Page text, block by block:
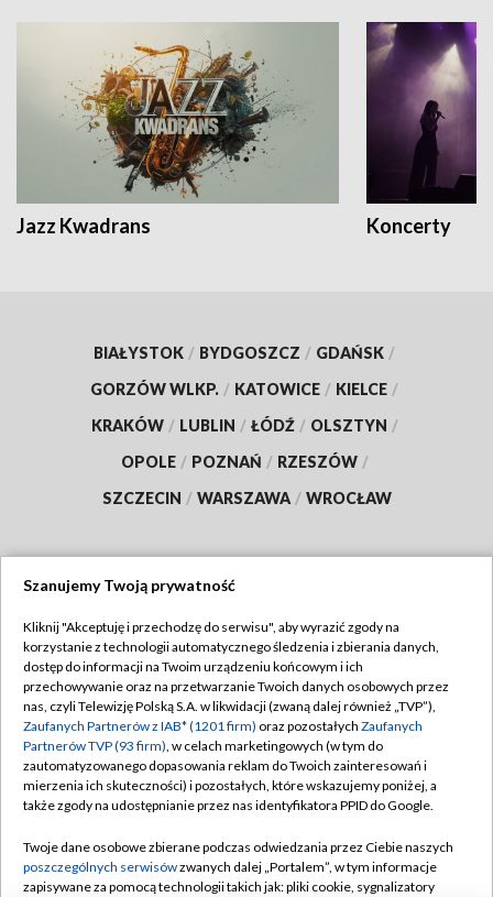
Jazz Kwadrans Koncerty
BIAŁYSTOK / BYDGOSZCZ / GDAŃSK /
GORZÓW WLKP. / KATOWICE / KIELCE /
KRAKÓW / LUBLIN / ŁÓDŹ / OLSZTYN /
OPOLE / POZNAŃ / RZESZÓW /
SZCZECIN / WARSZAWA / WROCŁAW
TVP
Abonament TVP
Emisja w TVP
Centrum informacji TVP
Naziemna Telewizja Cyfrowa
Rada Programowa
Regulamin TVP
Polityka prywatności
Moje zgody
Pomoc
Kontakt
Szanujemy Twoją prywatność
Kliknij "Akceptuję i przechodzę do serwisu", aby wyrazić zgody na
korzystanie z technologii automatycznego śledzenia i zbierania danych,
dostęp do informacji na Twoim urządzeniu końcowym i ich
przechowywanie oraz na przetwarzanie Twoich danych osobowych przez
nas, czyli Telewizję Polską S.A. w likwidacji (zwaną dalej również „TVP”),
Zaufanych Partnerów z IAB* (1201 firm) oraz pozostałych Zaufanych
Partnerów TVP (93 firm), w celach marketingowych (w tym do
zautomatyzowanego dopasowania reklam do Twoich zainteresowań i
mierzenia ich skuteczności) i pozostałych, które wskazujemy poniżej, a
także zgody na udostępnianie przez nas identyfikatora PPID do Google.
Twoje dane osobowe zbierane podczas odwiedzania przez Ciebie naszych
poszczególnych serwisówzwanych dalej „Portalem”, w tym informacje
zapisywane za pomocą technologii takich jak: pliki cookie, sygnalizatory